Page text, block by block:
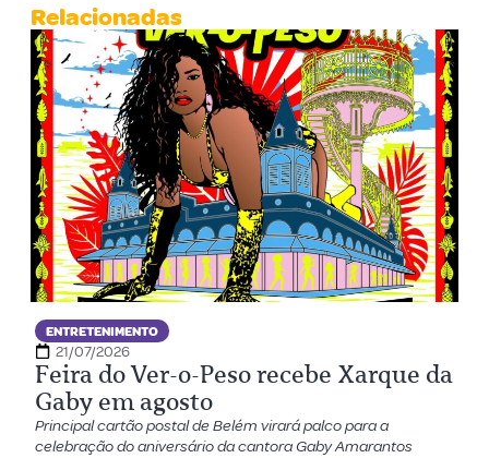
Relacionadas
ENTRETENIMENTO
21/07/2026
Feira do Ver-o-Peso recebe Xarque da
Gaby em agosto
Principal cartão postal de Belém virará palco para a
celebração do aniversário da cantora Gaby Amarantos